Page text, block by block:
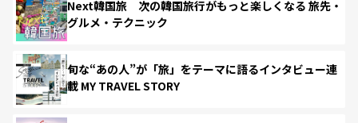
Next韓国旅 次の韓国旅行がもっと楽しくなる 旅先・
グルメ・テクニック
旬な“あの人”が「旅」をテーマに語るインタビュー連
載 MY TRAVEL STORY